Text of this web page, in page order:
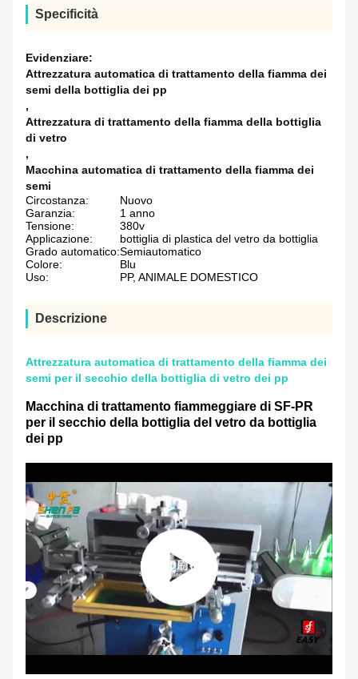
Specificità
Evidenziare:
Attrezzatura automatica di trattamento della fiamma dei
semi della bottiglia dei pp
,
Attrezzatura di trattamento della fiamma della bottiglia
di vetro
,
Macchina automatica di trattamento della fiamma dei
semi
Circostanza:
Nuovo
Garanzia:
1 anno
Tensione:
380v
Applicazione:
bottiglia di plastica del vetro da bottiglia
Grado automatico:Semiautomatico
Colore:
Blu
Uso:
PP, ANIMALE DOMESTICO
Descrizione
Attrezzatura automatica di trattamento della fiamma dei
semi per il secchio della bottiglia di vetro dei pp
Macchina di trattamento fiammeggiare di SF-PR
per il secchio della bottiglia del vetro da bottiglia
dei pp